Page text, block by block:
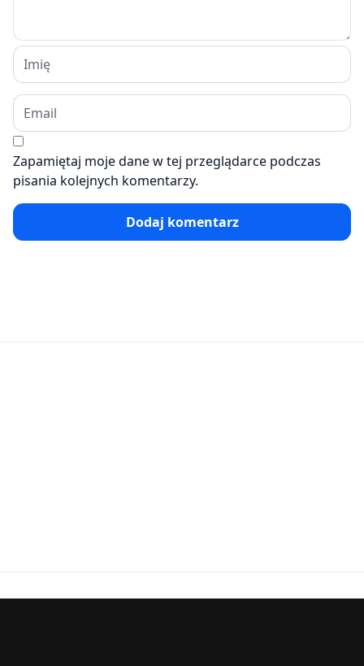
Zapamiętaj moje dane w tej przeglądarce podczas
pisania kolejnych komentarzy.
Dodaj komentarz